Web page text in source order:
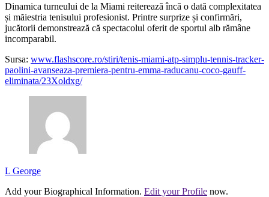
Dinamica turneului de la Miami reiterează încă o dată complexitatea
și măiestria tenisului profesionist. Printre surprize și confirmări,
jucătorii demonstrează că spectacolul oferit de sportul alb rămâne
incomparabil.
Sursa: www.flashscore.ro/stiri/tenis-miami-atp-simplu-tennis-tracker-
paolini-avanseaza-premiera-pentru-emma-raducanu-coco-gauff-
eliminata/23Xoldxg/
L George
Add your Biographical Information. Edit your Profile now.